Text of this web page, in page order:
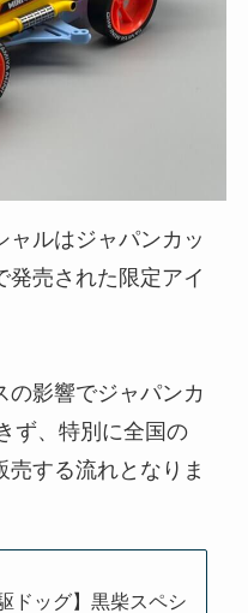
ャルはジャパンカッ
発売された限定アイ
の影響でジャパンカ
ず、特別に全国の
売する流れとなりま
ドッグ】黒柴スペシ